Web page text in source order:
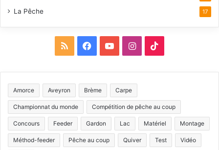
La Pêche 17
S
c
e
b
o
u
T
I
s
t
g
T
o
k
Amorce Aveyron Brème Carpe
Championnat du monde Compétition de pêche au coup
Concours Feeder Gardon Lac Matériel Montage
Méthod-feeder Pêche au coup Quiver Test Vidéo